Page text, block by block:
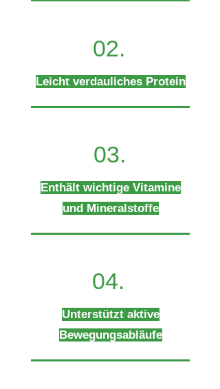
02.
Leicht verdauliches Protein
03.
Enthält wichtige Vitamine
und Mineralstoffe
04.
Unterstützt aktive
Bewegungsabläufe